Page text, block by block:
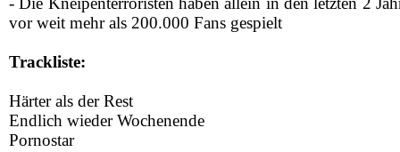
vor weit mehr als 200.000 Fans gespielt
Trackliste:
Härter als der Rest
Endlich wieder Wochenende
Pornostar